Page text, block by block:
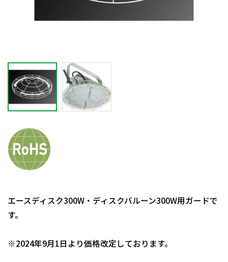
エースディスク300W・ディスクバルーン300W用ガードで
す。
※2024年9月1日より価格改定しております。